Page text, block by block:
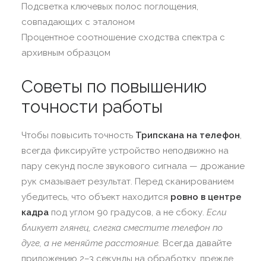
Подсветка ключевых полос поглощения,
совпадающих с эталоном
Процентное соотношение сходства спектра с
архивным образцом
Советы по повышению
точности работы
Чтобы повысить точность Трипскана на телефон
всегда фиксируйте устройство неподвижно на
пару секунд после звукового сигнала — дрожание
рук смазывает результат. Перед сканированием
убедитесь, что объект находится ровно в центре
кадра под углом 90 градусов, а не сбоку. Если
бликует глянец, слегка сместите телефон по
дуге, а не меняйте расстояние. Всегда давайте
приложению 2–3 секунды на обработку, прежде